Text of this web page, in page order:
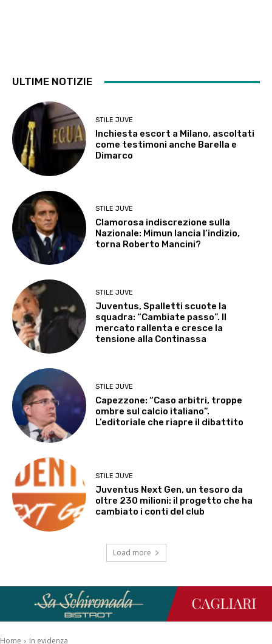
ULTIME NOTIZIE
STILE JUVE
Inchiesta escort a Milano, ascoltati
come testimoni anche Barella e
Dimarco
STILE JUVE
Clamorosa indiscrezione sulla
Nazionale: Mimun lancia l’indizio,
torna Roberto Mancini?
STILE JUVE
Juventus, Spalletti scuote la
squadra: “Cambiate passo”. Il
mercato rallenta e cresce la
tensione alla Continassa
STILE JUVE
Capezzone: “Caso arbitri, troppe
ombre sul calcio italiano”.
L’editoriale che riapre il dibattito
STILE JUVE
Juventus Next Gen, un tesoro da
oltre 230 milioni: il progetto che ha
cambiato i conti del club
Load more